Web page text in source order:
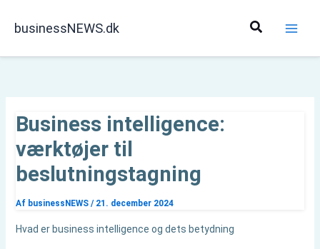
businessNEWS.dk Søg
Business intelligence:
værktøjer til
beslutningstagning
Af businessNEWS / 21. december 2024
Hvad er business intelligence og dets betydning